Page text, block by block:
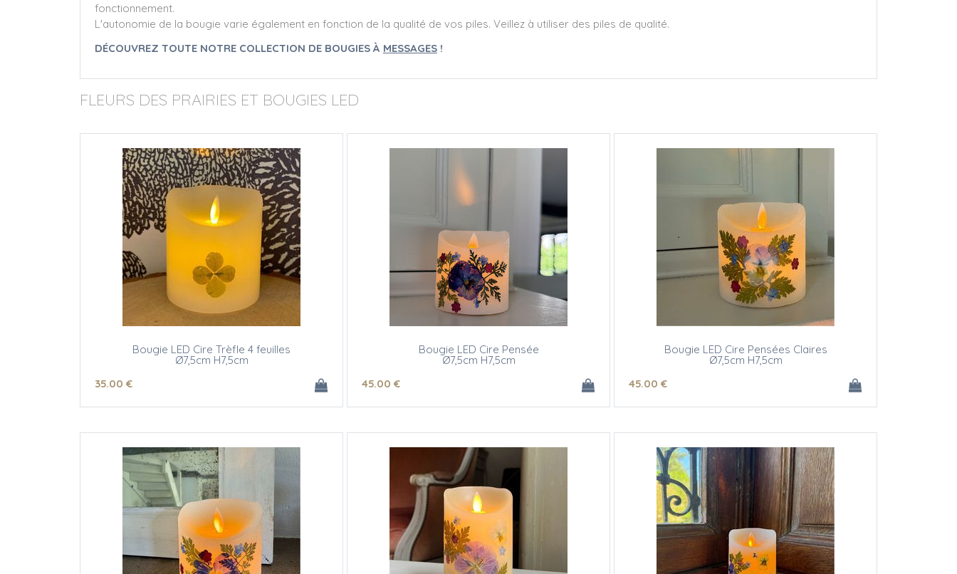
fonctionnement.
L'autonomie de la bougie varie également en fonction de la qualité de vos piles. Veillez à utiliser des piles de qualité.
DÉCOUVREZ TOUTE NOTRE COLLECTION DE BOUGIES À MESSAGES !
FLEURS DES PRAIRIES ET BOUGIES LED
Bougie LED Cire Trèfle 4 feuilles
Ø7,5cm H7,5cm
35.00 €
Bougie LED Cire Pensée
Ø7,5cm H7,5cm
45.00 €
Bougie LED Cire Pensées Claires
Ø7,5cm H7,5cm
45.00 €